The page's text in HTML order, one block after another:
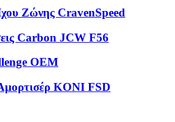
Ζώνης CravenSpeed
Carbon JCW F56
OEM
KONI FSD